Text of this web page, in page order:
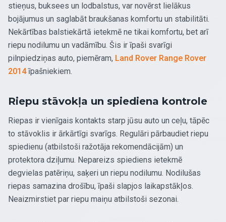
stieņus, buksees un lodbalstus, var novērst lielākus
bojājumus un saglabāt braukšanas komfortu un stabilitāti.
Nekārtības balstiekārtā ietekmē ne tikai komfortu, bet arī
riepu nodilumu un vadāmību. Šis ir īpaši svarīgi
pilnpiedziņas auto, piemēram, Land Rover Range Rover
2014īpašniekiem.
Riepu stāvokļa un spiediena kontrole
Riepas ir vienīgais kontakts starp jūsu auto un ceļu, tāpēc
to stāvoklis ir ārkārtīgi svarīgs. Regulāri pārbaudiet riepu
spiedienu (atbilstoši ražotāja rekomendācijām) un
protektora dziļumu. Nepareizs spiediens ietekmē
degvielas patēriņu, saķeri un riepu nodilumu. Nodilušas
riepas samazina drošību, īpaši slapjos laikapstākļos.
Neaizmirstiet par riepu maiņu atbilstoši sezonai.